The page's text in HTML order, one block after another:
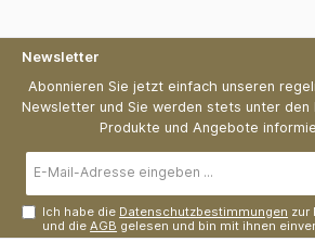
Newsletter
Abonnieren Sie jetzt einfach unseren
Newsletter und Sie werden stets unter den
Produkte und Angebote
Mail-
Ich habe die Datenschutzbestimmungen zur
und dieAGB gelesen und bin mit ihnen